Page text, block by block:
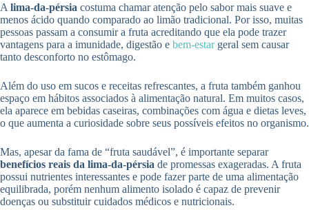
A lima-da-pérsia costuma chamar atenção pelo sabor mais suave e
menos ácido quando comparado ao limão tradicional. Por isso, muitas
pessoas passam a consumir a fruta acreditando que ela pode trazer
vantagens para a imunidade, digestão e bem-estargeral sem causar
tanto desconforto no estômago.
Além do uso em sucos e receitas refrescantes, a fruta também ganhou
espaço em hábitos associados à alimentação natural. Em muitos casos,
ela aparece em bebidas caseiras, combinações com água e dietas leves,
o que aumenta a curiosidade sobre seus possíveis efeitos no organismo.
Mas, apesar da fama de “fruta saudável”, é importante separar
benefícios reais da lima-da-pérsia de promessas exageradas. A fruta
possui nutrientes interessantes e pode fazer parte de uma alimentação
equilibrada, porém nenhum alimento isolado é capaz de prevenir
doenças ou substituir cuidados médicos e nutricionais.